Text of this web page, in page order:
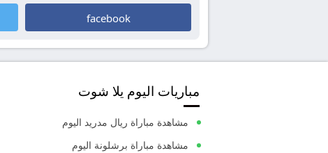
facebook
مباريات اليوم يلا شوت
مشاهدة مباراة ريال مدريد اليوم
مشاهدة مباراة برشلونة اليوم